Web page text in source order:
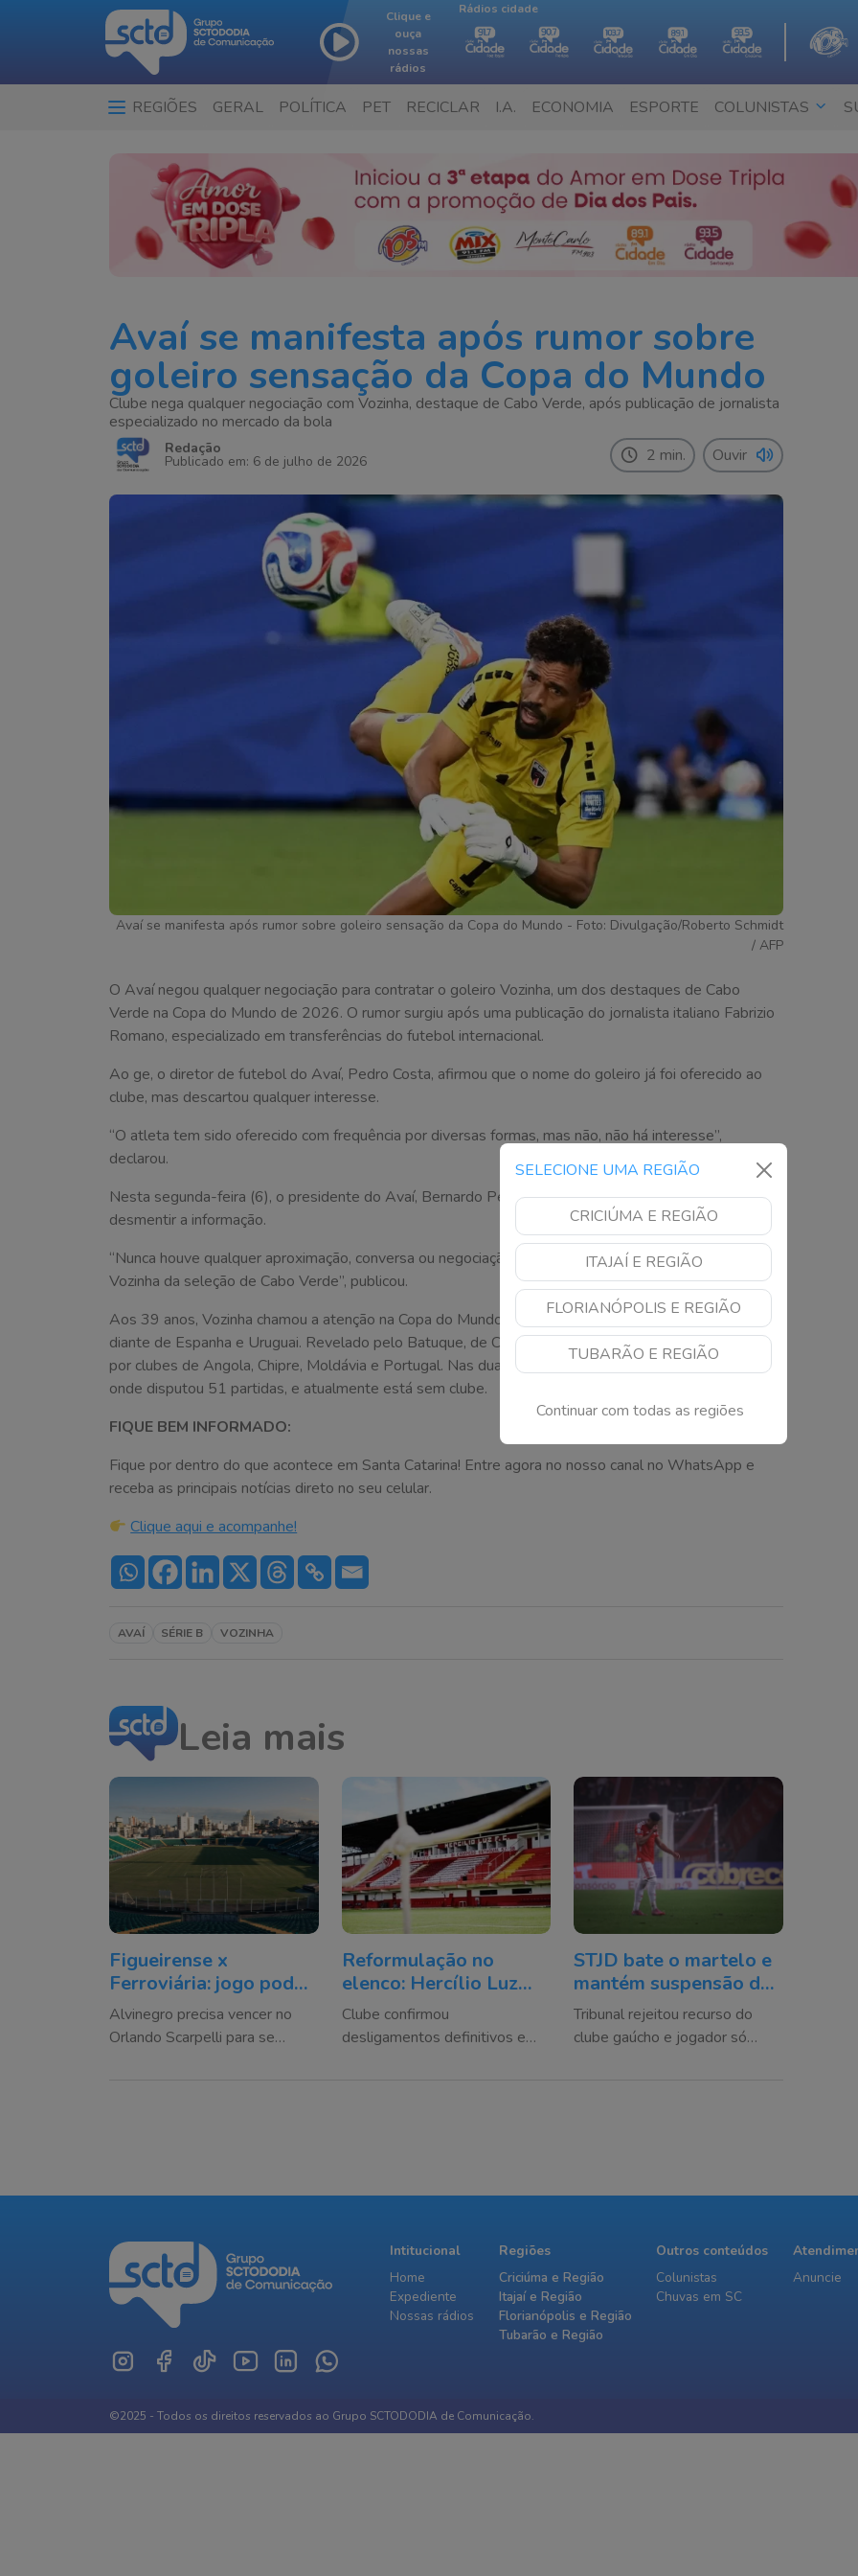
Clique e
ouça
nossas
rádios
Rádios cidade
REGIÕES GERAL POLÍTICA PET RECICLAR I.A. ECONOMIA ESPORTE COLUNISTAS
SELECIONE UMA REGIÃO
CRICIÚMA E REGIÃO
ITAJAÍ E REGIÃO
FLORIANÓPOLIS E REGIÃO
TUBARÃO E REGIÃO
Continuar com todas as regiões
Avaí se manifesta após rumor sobre
goleiro sensação da Copa do Mundo
Clube nega qualquer negociação com Vozinha, destaque de Cabo Verde, após publicação de jornalista
especializado no mercado da bola
Redação
Publicado em: 6 de julho de 2026 2 min. Ouvir
Avaí se manifesta após rumor sobre goleiro sensação da Copa do Mundo - Foto: Divulgação/Roberto Schmidt
/ AFP
O Avaí negou qualquer negociação para contratar o goleiro Vozinha, um dos destaques de Cabo
Verde na Copa do Mundo de 2026. O rumor surgiu após uma publicação do jornalista italiano Fabrizio
Romano, especializado em transferências do futebol internacional.
Ao ge, o diretor de futebol do Avaí, Pedro Costa, afirmou que o nome do goleiro já foi oferecido ao
clube, mas descartou qualquer interesse.
“O atleta tem sido oferecido com frequência por diversas formas, mas não, não há interesse”,
declarou.
Nesta segunda-feira (6), o presidente do Avaí, Bernardo Pessi, também usou as redes sociais para
desmentir a informação.
“Nunca houve qualquer aproximação, conversa ou negociação entre Avaí Futebol Clube e o goleiro
Vozinha da seleção de Cabo Verde”, publicou.
Aos 39 anos, Vozinha chamou a atenção na Copa do Mundo com atuações decisivas nos empates
diante de Espanha e Uruguai. Revelado pelo Batuque, de Cabo Verde, o goleiro acumula passagens
por clubes de Angola, Chipre, Moldávia e Portugal. Nas duas últimas temporadas, defendeu o Chaves,
onde disputou 51 partidas, e atualmente está sem clube.
FIQUE BEM INFORMADO:
Fique por dentro do que acontece em Santa Catarina! Entre agora no nosso canal no WhatsApp e
receba as principais notícias direto no seu celular.
Clique aqui e acompanhe!
AVAÍ SÉRIE B VOZINHA
Leia mais
Figueirense x
Ferroviária: jogo pode
mudar o G-8 da Série C
Alvinegro precisa vencer no
Orlando Scarpelli para se
Reformulação no
elenco: Hercílio Luz
anuncia saída de 14
jogadores após fim de
contratos
Clube confirmou
desligamentos definitivos e
STJD bate o martelo e
mantém suspensão de
zagueiro do Inter por
lesão em Gabriel Pec
Tribunal rejeitou recurso do
clube gaúcho e jogador só
Intitucional
Home
Expediente
Nossas rádios
Regiões
Criciúma e Região
Itajaí e Região
Florianópolis e Região
Tubarão e Região
Outros conteúdos
Colunistas
Chuvas em SC
Anuncie
©2025 - Todos os direitos reservados ao Grupo SCTODODIA de Comunicação.